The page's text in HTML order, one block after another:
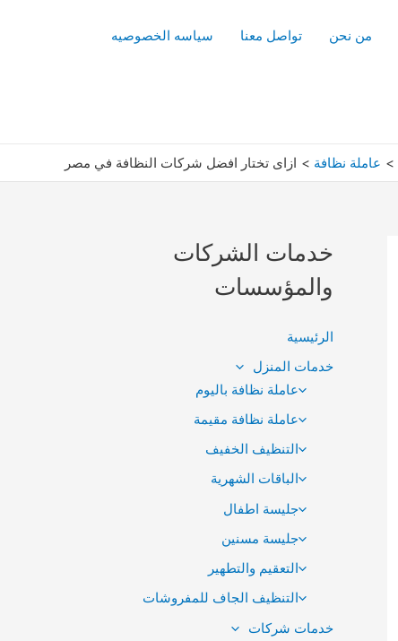
من نحن تواصل معنا سياسه الخصوصيه
عاملة نظافة ازاى تختار افضل شركات النظافة في مصر
خدمات الشركات
والمؤسسات
الرئيسية
خدمات المنزل
عاملة نظافة باليوم
عاملة نظافة مقيمة
التنظيف الخفيف
الباقات الشهرية
جليسة اطفال
جليسة مسنين
التعقيم والتطهير
التنظيف الجاف للمفروشات
خدمات شركات